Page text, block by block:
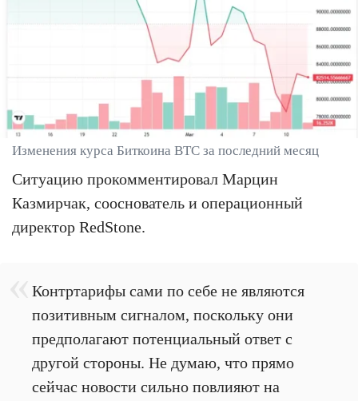
Изменения курса Биткоина BTC за последний месяц
Ситуацию прокомментировал Марцин
Казмирчак, сооснователь и операционный
директор RedStone.
Контртарифы сами по себе не являются
позитивным сигналом, поскольку они
предполагают потенциальный ответ с
другой стороны. Не думаю, что прямо
сейчас новости сильно повлияют на